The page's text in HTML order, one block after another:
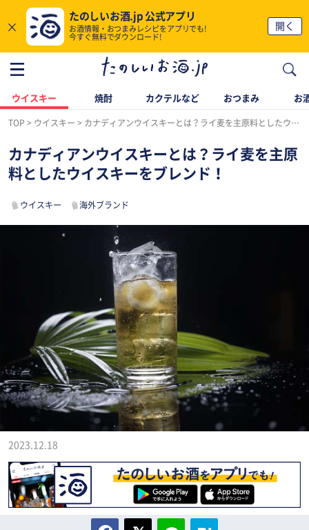
×
たのしいお酒.jp 公式アプリ
お酒情報・おつまみレシピをアプリでも!
今すぐ無料でダウンロード!
開く
ウイスキー 焼酎 カクテルなど おつまみ お
TOP ウイスキー カナディアンウイスキーとは？ライ麦を主原料としたウイスキーをブレンド！
カナディアンウイスキーとは？ライ麦を主原
料としたウイスキーをブレンド！
ウイスキー 海外ブランド
2023.12.18